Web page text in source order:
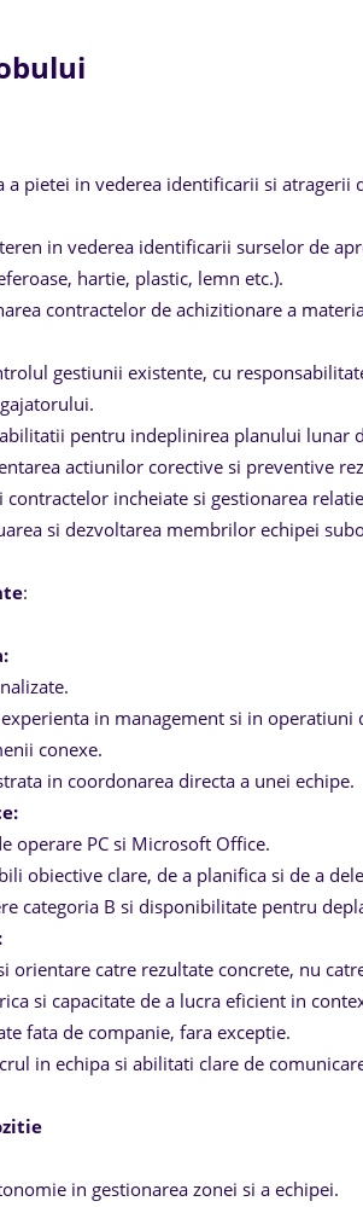
a pietei in vederea identificarii si
in vederea identificarii surselor de
hartie, plastic, lemn etc.).
contractelor de achizitionare a
gestiunii existente, cu
pentru indeplinirea planului lunar
actiunilor corective si preventive
incheiate si gestionarea
si dezvoltarea membrilor echipei
:
in management si in
conexe.
in coordonarea directa a unei echipe.
operare PC si Microsoft Office.
obiective clare, de a planifica si de a
categoria B si disponibilitate pentru
orientare catre rezultate concrete, nu
si capacitate de a lucra eficient in
fata de companie, fara exceptie.
in echipa si abilitati clare de
in gestionarea zonei si a echipei.